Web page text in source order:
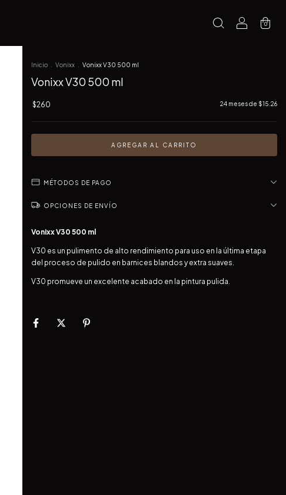
0
Inicio Vonixx Vonixx V30 500 ml
Vonixx V30 500 ml
$260 24 meses de $15.26
MÉTODOS DE PAGO
OPCIONES DE ENVÍO
Vonixx V30 500 ml
V30 es un pulimento de alto rendimiento para uso en la última etapa
del proceso de pulido en barnices blandos y extra suaves.
V30 promueve un excelente acabado en la pintura pulida.